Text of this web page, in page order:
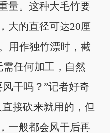
量。这种大毛竹要
大的直径可达20厘
用作独竹漂时，截
任何加工，自然
风干吗？”记者好奇
接砍来就用的，但
一般都会风干后再